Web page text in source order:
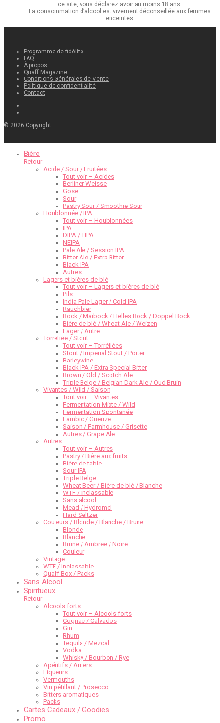
ce site, vous déclarez avoir au moins 18 ans.
La consommation d’alcool est vivement déconseillée aux femmes
enceintes.
Programme de fidélité
FAQ
À propos
Quaff Magazine
Conditions Générales de Vente
Politique de confidentialité
Contact
© 2026 Copyright
Bière
Retour
Acide / Sour / Fruitées
Tout voir – Acides
Berliner Weisse
Gose
Sour
Pastry Sour / Smoothie Sour
Houblonnée / IPA
Tout voir – Houblonnées
IPA
DIPA / TIPA…
NEIPA
Pale Ale / Session IPA
Bitter Ale / Extra Bitter
Black IPA
Autres
Lagers et bières de blé
Tout voir – Lagers et bières de blé
Pils
India Pale Lager / Cold IPA
Rauchbier
Bock / Maibock / Helles Bock / Doppel Bock
Bière de blé / Wheat Ale / Weizen
Lager / Autre
Torréfiée / Stout
Tout voir – Torréfiées
Stout / Imperial Stout / Porter
Barleywine
Black IPA / Extra Special Bitter
Brown / Old / Scotch Ale
Triple Belge / Belgian Dark Ale / Oud Bruin
Vivantes / Wild / Saison
Tout voir – Vivantes
Fermentation Mixte / Wild
Fermentation Spontanée
Lambic / Gueuze
Saison / Farmhouse / Grisette
Autres / Grape Ale
Autres
Tout voir – Autres
Pastry / Bière aux fruits
Bière de table
Sour IPA
Triple Belge
Wheat Beer / Bière de blé / Blanche
WTF / Inclassable
Sans alcool
Mead / Hydromel
Hard Seltzer
Couleurs / Blonde / Blanche / Brune
Blonde
Blanche
Brune / Ambrée / Noire
Couleur
Vintage
WTF / Inclassable
Quaff Box / Packs
Sans Alcool
Spiritueux
Retour
Alcools forts
Tout voir – Alcools forts
Cognac / Calvados
Gin
Rhum
Tequila / Mezcal
Vodka
Whisky / Bourbon / Rye
Apéritifs / Amers
Liqueurs
Vermouths
Vin pétillant / Prosecco
Bitters aromatiques
Packs
Cartes Cadeaux / Goodies
Promo